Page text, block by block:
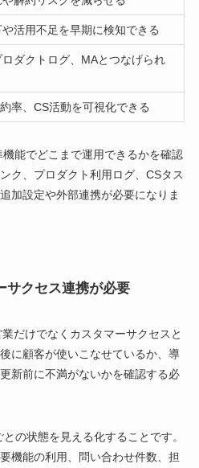
活用不足を早期に検知できる
ダクトログ、MAとつなげられ
率、CS活動を可視化できる
能でどこまで運用できるかを確認
ク、プロダクト利用ログ、CSタス
加設定や外部連携が必要になりま
サクセス連携が必要
だけでなくカスタマーサクセスと
に顧客が使いこなせているか、導
新前に不満がないかを確認する必
の状態を見える化することです。
機能の利用、問い合わせ件数、担